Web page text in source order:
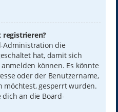
Administration die
hat, damit sich
können. Es könnte
oder der Benutzername,
gesperrt wurden.
an die Board-